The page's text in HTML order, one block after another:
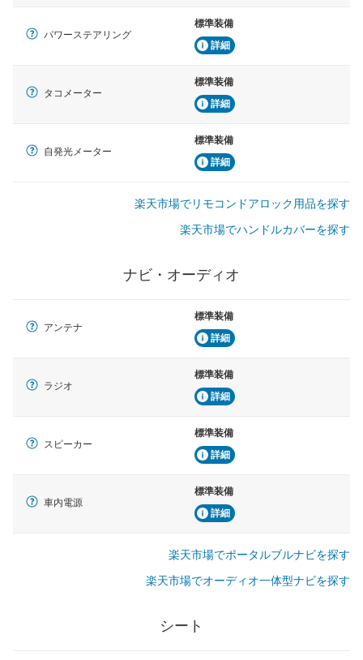
パワーステアリング
標準装備
詳細
タコメーター
標準装備
詳細
自発光メーター
標準装備
詳細
楽天市場でリモコンドアロック用品を探す
楽天市場でハンドルカバーを探す
ナビ・オーディオ
アンテナ
標準装備
詳細
ラジオ
標準装備
詳細
スピーカー
標準装備
詳細
車内電源
標準装備
詳細
楽天市場でポータルブルナビを探す
楽天市場でオーディオ一体型ナビを探す
シート